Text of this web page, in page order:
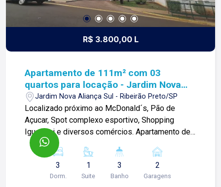
R$ 3.800,00 L
Apartamento de 111m² com 03
quartos para locação - Jardim Nova
Aliança Sul
Jardim Nova Aliança Sul - Ribeirão Preto/SP
Localizado próximo ao McDonald´s, Pão de
Açucar, Spot complexo esportivo, Shopping
Iguatemi e diversos comércios. Apartamento de
111m² com: -03 quartos climatizados com
armários sendo 01 suíte master com closet; -
Sala ampla 02 ambientes com ar condicionado e
sacada; -01 lavabo; -Cozinha planejada; -Área de
3
Dorm.
1
Suite
3
Banho
2
Garagens